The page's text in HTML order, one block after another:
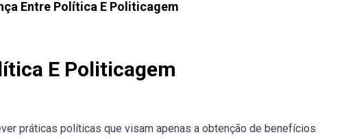
Entre Política E Politicagem
E Politicagem
práticas políticas que visam apenas a obtenção de benefícios